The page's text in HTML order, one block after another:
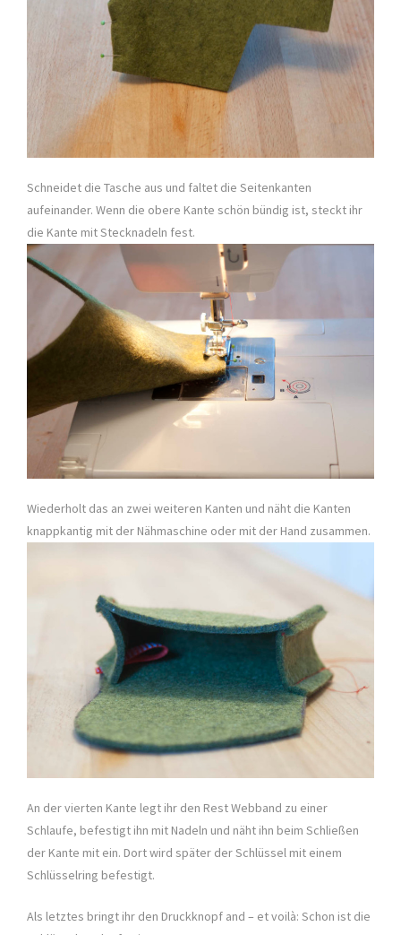
Schneidet die Tasche aus und faltet die Seitenkanten
aufeinander. Wenn die obere Kante schön bündig ist, steckt ihr
die Kante mit Stecknadeln fest.
Wiederholt das an zwei weiteren Kanten und näht die Kanten
knappkantig mit der Nähmaschine oder mit der Hand zusammen.
An der vierten Kante legt ihr den Rest Webband zu einer
Schlaufe, befestigt ihn mit Nadeln und näht ihn beim Schließen
der Kante mit ein. Dort wird später der Schlüssel mit einem
Schlüsselring befestigt.
Als letztes bringt ihr den Druckknopf and – et voilà: Schon ist die